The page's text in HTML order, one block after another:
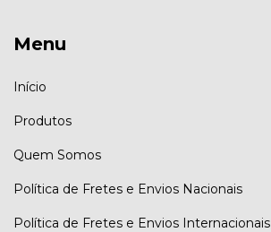
Menu
Início
Produtos
Quem Somos
Política de Fretes e Envios Nacionais
Política de Fretes e Envios Internacionais